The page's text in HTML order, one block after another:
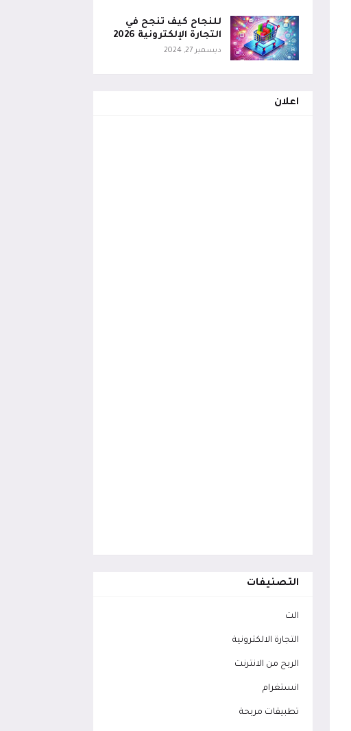
للنجاح كيف تنجح في
التجارة الإلكترونية 2026
ديسمبر 27, 2024
اعلان
التصنيفات
الت
التجارة الالكترونية
الربح من الانترنت
انستغرام
تطبيقات مربحة